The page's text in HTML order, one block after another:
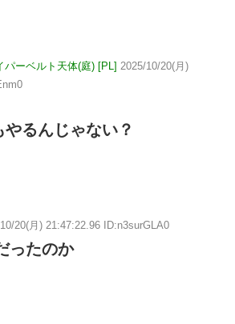
パーベルト天体(庭) [PL] 2025/10/20(月)
るんじゃない？
20(月) 21:47:22.96 ID:n3surGLA0
ったのか